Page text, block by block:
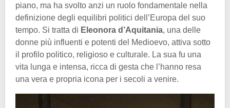
piano, ma ha svolto anzi un ruolo fondamentale nella
definizione degli equilibri politici dell’Europa del suo
tempo. Si tratta di Eleonora d’Aquitania, una delle
donne più influenti e potenti del Medioevo, attiva sotto
il profilo politico, religioso e culturale. La sua fu una
vita lunga e intensa, ricca di gesta che l’hanno resa
una vera e propria icona per i secoli a venire.